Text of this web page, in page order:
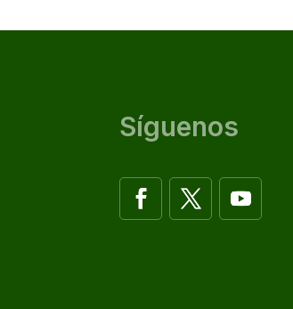
Síguenos